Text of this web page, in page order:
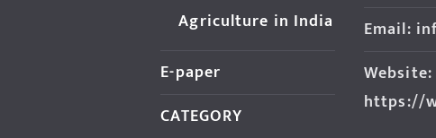
Agriculture in India
E-paper
CATEGORY
Email:
Website:
https://